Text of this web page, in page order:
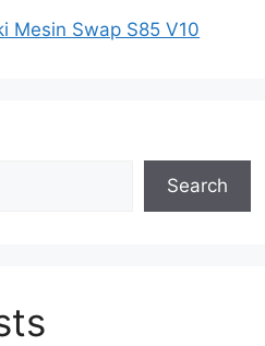
Mesin Swap S85 V10
Search